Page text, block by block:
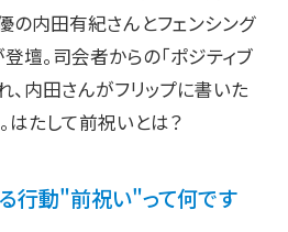
の内田有紀さんとフェンシング
壇。司会者からの「ポジティブ
、内田さんがフリップに書いた
たして前祝いとは？
行動"前祝い"って何です